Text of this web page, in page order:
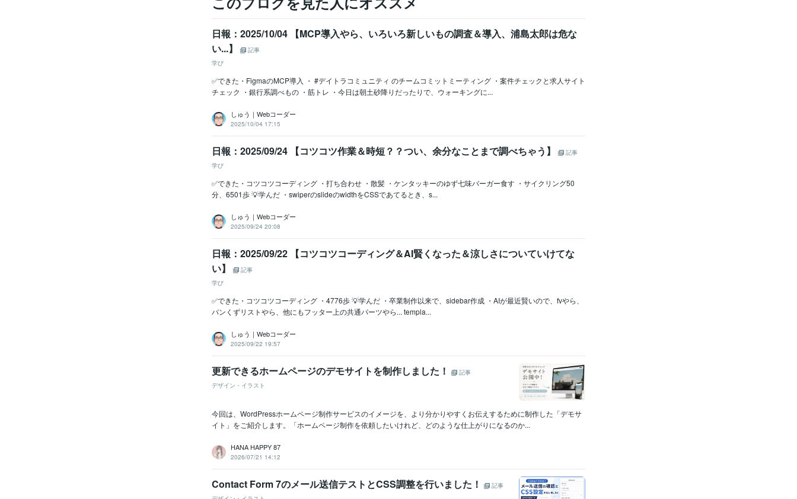
日報：2025/10/04 【MCP導入やら、いろいろ新しいもの調査＆導入、浦島太郎は危な
い...】
記事
学び
✅できた・FigmaのMCP導入 ・ #デイトラコミュニティ のチームコミットミーティング ・案件チェックと求人サイト
チェック ・銀行系調べもの ・筋トレ ・今日は朝土砂降りだったりで、ウォーキングに...
しゅう｜Webコーダー
2025/10/04 17:15
日報：2025/09/24 【コツコツ作業＆時短？？つい、余分なことまで調べちゃう】
記事
学び
✅できた・コツコツコーディング ・打ち合わせ ・散髪 ・ケンタッキーのゆず七味バーガー食す ・サイクリング50
分、6501歩 💡学んだ ・swiperのslideのwidthをCSSであてるとき、s...
しゅう｜Webコーダー
2025/09/24 20:08
日報：2025/09/22 【コツコツコーディング＆AI賢くなった＆涼しさについていけてな
い】
記事
学び
✅できた・コツコツコーディング ・4776歩 💡学んだ ・卒業制作以来で、sidebar作成 ・AIが最近賢いので、fvやら、
パンくずリストやら、他にもフッター上の共通パーツやら... templa...
しゅう｜Webコーダー
2025/09/22 19:57
更新できるホームページのデモサイトを制作しました！
記事
デザイン・イラスト
今回は、WordPressホームページ制作サービスのイメージを、より分かりやすくお伝えするために制作した「デモサ
イト」をご紹介します。「ホームページ制作を依頼したいけれど、どのような仕上がりになるのか...
HANA HAPPY 87
2026/07/21 14:12
Contact Form 7のメール送信テストとCSS調整を行いました！
記事